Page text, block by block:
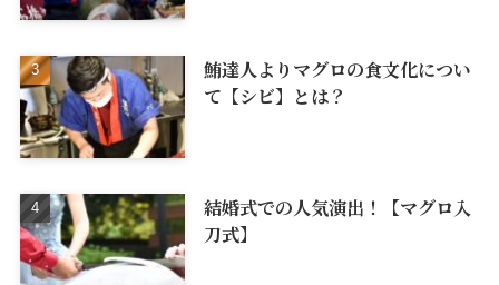
鮪達人よりマグロの食文化につい
て【シビ】とは？
結婚式での人気演出！【マグロ入
刀式】